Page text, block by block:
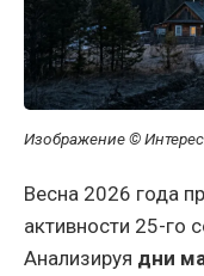
Изображение ©
Весна 2026 года
активности 25-го
Анализируя дни